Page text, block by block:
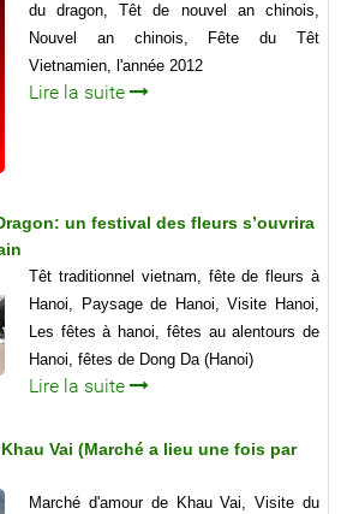
du dragon, Têt de nouvel an chinois,
Nouvel an chinois, Fête du Têt
Vietnamien, l'année 2012
Lire la suite
un festival des fleurs s’ouvrira
Têt traditionnel vietnam, fête de fleurs à
Hanoi, Paysage de Hanoi, Visite Hanoi,
Les fêtes à hanoi, fêtes au alentours de
Hanoi, fêtes de Dong Da (Hanoi)
Lire la suite
Vai (Marché a lieu une fois par
Marché d'amour de Khau Vai, Visite du